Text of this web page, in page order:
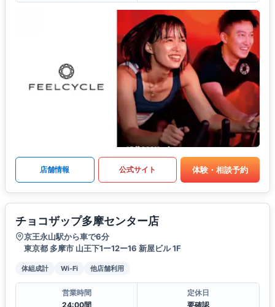
店舗情報 公式サイト 体験・相談予約
チョコザップ多摩センター店
京王永山駅から車で6分
東京都 多摩市 山王下1ー12ー16 新屋ビル 1F
体組成計 Wi-Fi 他店舗利用
営業時間
24:00間
定休日
要確認